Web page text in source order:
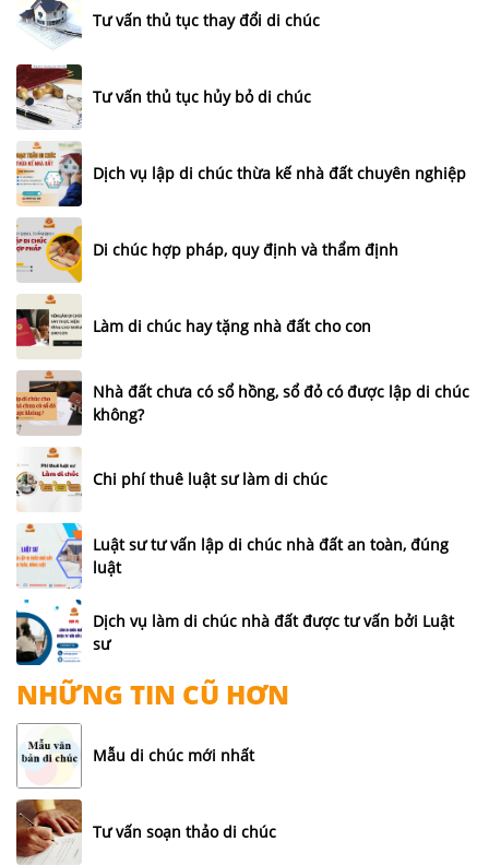
Tư vấn thủ tục thay đổi di chúc
Tư vấn thủ tục hủy bỏ di chúc
Dịch vụ lập di chúc thừa kế nhà đất chuyên nghiệp
Di chúc hợp pháp, quy định và thẩm định
Làm di chúc hay tặng nhà đất cho con
Nhà đất chưa có sổ hồng, sổ đỏ có được lập di chúc
không?
Chi phí thuê luật sư làm di chúc
Luật sư tư vấn lập di chúc nhà đất an toàn, đúng
luật
Dịch vụ làm di chúc nhà đất được tư vấn bởi Luật
sư
NHỮNG TIN CŨ HƠN
Mẫu di chúc mới nhất
Tư vấn soạn thảo di chúc